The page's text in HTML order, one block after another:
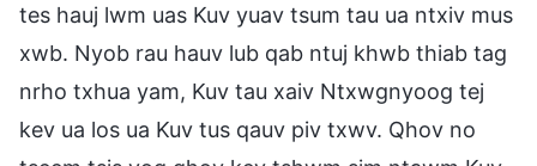
tes hauj lwm uas Kuv yuav tsum tau ua ntxiv mus
xwb. Nyob rau hauv lub qab ntuj khwb thiab tag
nrho txhua yam, Kuv tau xaiv Ntxwgnyoog tej
kev ua los ua Kuv tus qauv piv txwv. Qhov no